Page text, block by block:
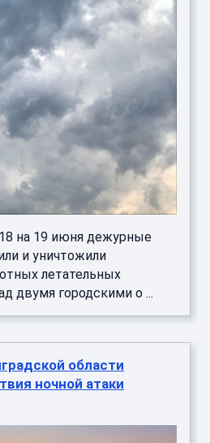
на 19 июня дежурные
и уничтожили
летательных
двумя городскими о ...
области
ночной атаки